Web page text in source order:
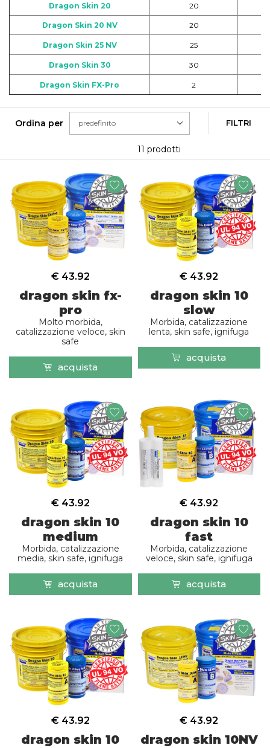
Dragon Skin 20 20
Dragon Skin 20 NV 20
Dragon Skin 25 NV 25
Dragon Skin 30 30
Dragon Skin FX-Pro 2
Ordina per FILTRI
11 prodotti
dragon skin fx-
pro
Molto morbida,
catalizzazione veloce, skin
safe
€ 43.92
acquista
dragon skin 10
slow
Morbida, catalizzazione
lenta, skin safe, ignifuga
€ 43.92
acquista
dragon skin 10
medium
Morbida, catalizzazione
media, skin safe, ignifuga
€ 43.92
acquista
dragon skin 10
fast
Morbida, catalizzazione
veloce, skin safe, ignifuga
€ 43.92
acquista
dragon skin 10
€ 43.92
dragon skin 10NV
€ 43.92